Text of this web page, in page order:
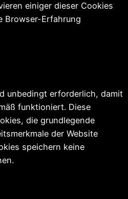
einiger dieser Cookies
Browser-Erfahrung
unbedingt erforderlich, damit
funktioniert. Diese
die grundlegende
der Website
speichern keine